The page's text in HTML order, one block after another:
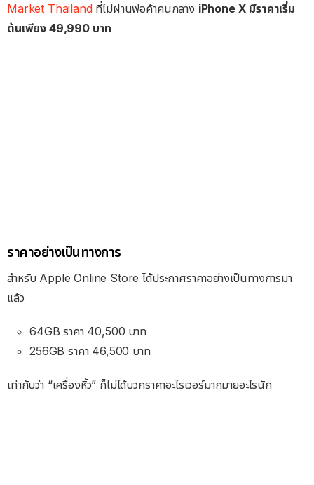
Market Thailandที่ไม่ผ่านพ่อค้าคนกลาง iPhone X มีราคาเริ่ม
ต้นเพียง 49,990 บาท
ราคาอย่างเป็นทางการ
สำหรับ Apple Online Store ได้ประกาศราคาอย่างเป็นทางการมา
แล้ว
64GB ราคา 40,500 บาท
256GB ราคา 46,500 บาท
เท่ากับว่า “เครื่องหิ้ว” ก็ไม่ได้บวกราคาอะไรเวอร์มากมายอะไรนัก